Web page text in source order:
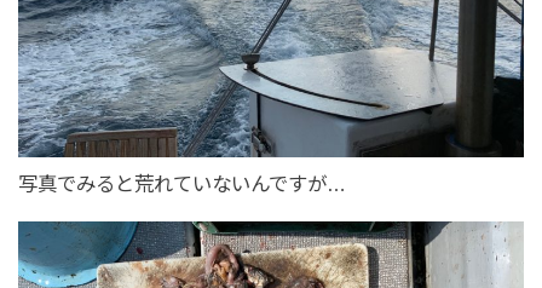
写真でみると荒れていないんですが…